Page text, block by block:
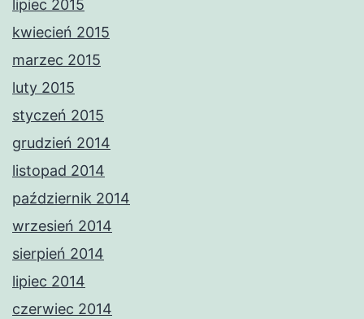
lipiec 2015
kwiecień 2015
marzec 2015
luty 2015
styczeń 2015
grudzień 2014
listopad 2014
październik 2014
wrzesień 2014
sierpień 2014
lipiec 2014
czerwiec 2014